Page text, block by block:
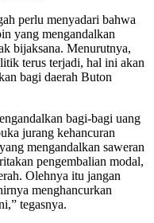
perlu menyadari bahwa
yang mengandalkan
bijaksana. Menurutnya,
terus terjadi, hal ini akan
bagi daerah Buton
bagi-bagi uang
jurang kehancuran
mengandalkan saweran
pengembalian modal,
Olehnya itu jangan
menghancurkan
tegasnya.